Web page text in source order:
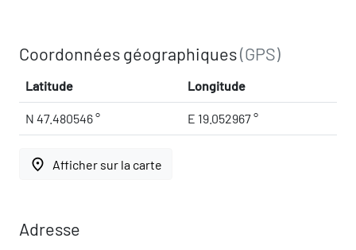
Coordonnées géographiques(GPS)
Latitude Longitude
N 47.480546 ° E 19.052967 °
place Afficher sur la carte
Adresse